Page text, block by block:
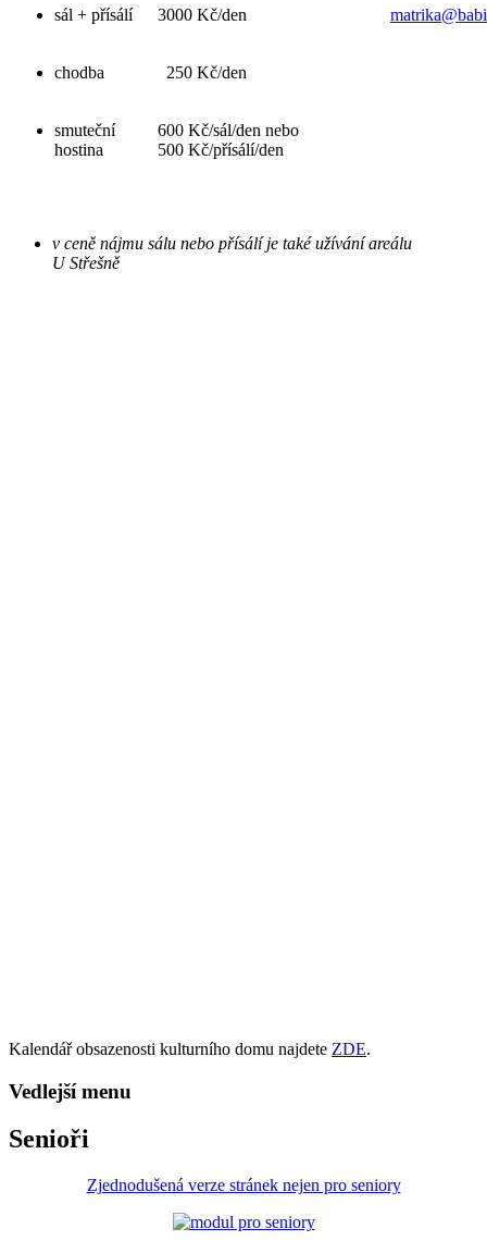
sál + přísálí 3000 Kč/den
chodba 250 Kč/den
smuteční
hostina
600 Kč/sál/den nebo
500 Kč/přísálí/den
v ceně nájmu sálu nebo přísálí je také užívání areálu
U Střešně
Kalendář obsazenosti kulturního domu najdete ZDE.
Vedlejší menu
Senioři
Zjednodušená verze stránek nejen pro seniory